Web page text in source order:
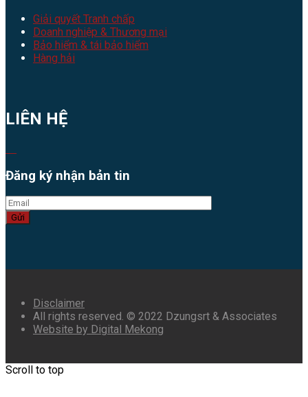
Giải quyết Tranh chấp
Doanh nghiệp & Thương mại
Bảo hiểm & tái bảo hiểm
Hàng hải
LIÊN HỆ
Đăng ký nhận bản tin
Gửi
Disclaimer
All rights reserved. © 2022 Dzungsrt & Associates
Website by Digital Mekong
Scroll to top